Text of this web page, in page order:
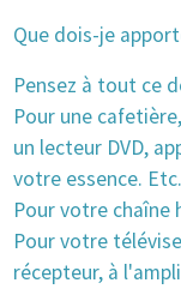
Que dois-je
Pensez à tout ce
Pour une
un lecteur DVD,
votre essence.
Pour votre chaîne
Pour votre
récepteur, à